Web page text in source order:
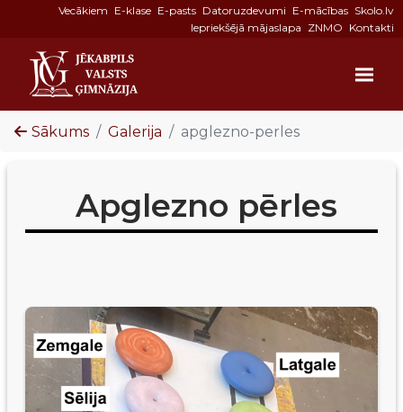
Vecākiem E-klase E-pasts Datoruzdevumi E-mācības Skolo.lv
Iepriekšējā mājaslapa ZNMO Kontakti
Sākums Galerija apglezno-perles
Apglezno pērles